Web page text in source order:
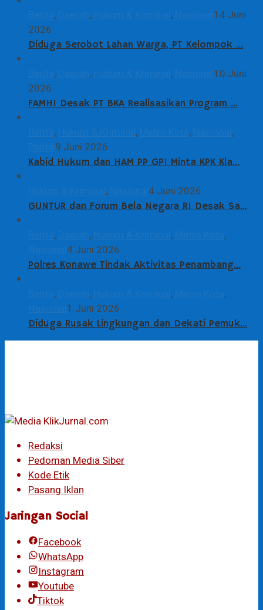
, , ,
14 Juni
2026
Diduga Serobot Lahan Warga, PT Kelompok …
, , ,
10 Juni
2026
FAMHI Desak PT BKA Realisasikan Program …
, , ,
,
9 Juni 2026
Kabid Hukum dan HAM PP GPI Minta KPK Kla…
, 4 Juni 2026
GUNTUR dan Forum Bela Negara RI Desak Sa…
, , ,
,
4 Juni 2026
Polres Konawe Tindak Aktivitas Penambang…
, , ,
,
1 Juni 2026
Diduga Rusak Lingkungan dan Dekati Pemuk…
Redaksi
Pedoman Media Siber
Kode Etik
Pasang Iklan
Jaringan Social
Facebook
WhatsApp
Instagram
Youtube
Tiktok